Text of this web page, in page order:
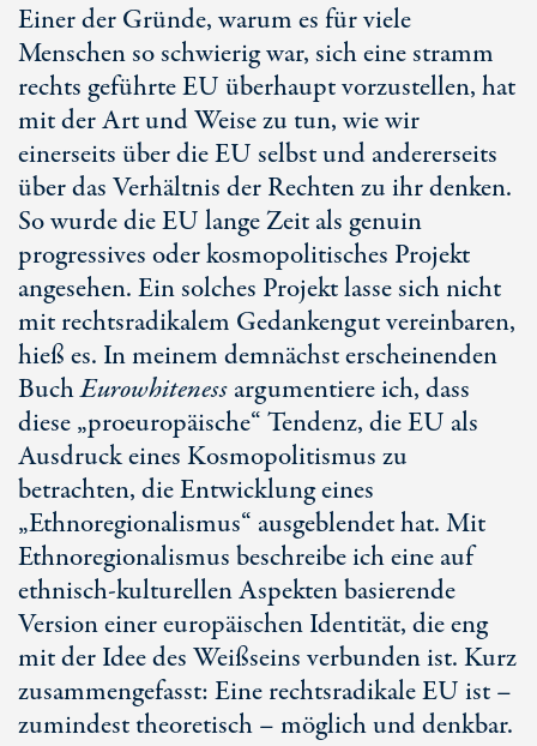
Einer der Gründe, warum es für viele
Menschen so schwierig war, sich eine stramm
rechts geführte EU überhaupt vorzustellen, hat
mit der Art und Weise zu tun, wie wir
einerseits über die EU selbst und andererseits
über das Verhältnis der Rechten zu ihr denken.
So wurde die EU lange Zeit als genuin
progressives oder kosmopolitisches Projekt
angesehen. Ein solches Projekt lasse sich nicht
mit rechtsradikalem Gedankengut vereinbaren,
hieß es. In meinem demnächst erscheinenden
BuchEurowhitenessargumentiere ich, dass
diese „proeuropäische“ Tendenz, die EU als
Ausdruck eines Kosmopolitismus zu
betrachten, die Entwicklung eines
„Ethnoregionalismus“ ausgeblendet hat. Mit
Ethnoregionalismus beschreibe ich eine auf
ethnisch-kulturellen Aspekten basierende
Version einer europäischen Identität, die eng
mit der Idee des Weißseins verbunden ist. Kurz
zusammengefasst: Eine rechtsradikale EU ist –
zumindest theoretisch – möglich und denkbar.